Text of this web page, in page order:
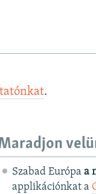
.
Szabad Európa a
applikációnkat a